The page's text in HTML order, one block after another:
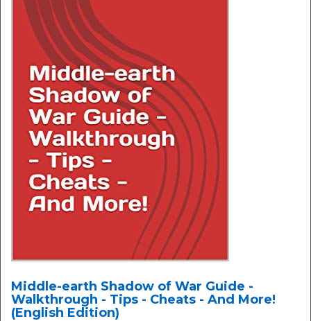
Middle-earth Shadow of War Guide -
Walkthrough - Tips - Cheats - And More!
(English Edition)